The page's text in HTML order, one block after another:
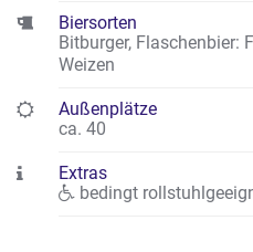
Biersorten
Bitburger, Flaschenbier:
Weizen
Außenplätze
ca. 40
Extras
bedingt